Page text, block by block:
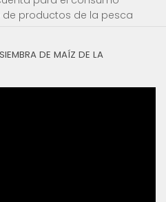
productos de la pesca
DE MAÍZ DE LA